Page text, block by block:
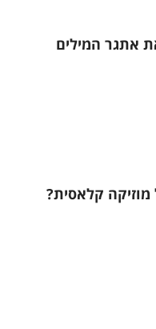
אתגר המילים
קלאסית?